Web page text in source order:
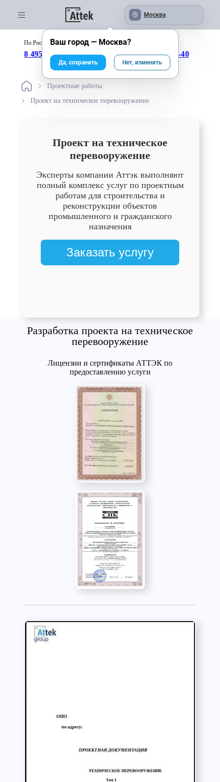
Москва
По России бесплатно:
8 495 246-04-43 8 800 333-25-40
Проектные работы
Проект на техническое перевооружение
Проект на техническое
перевооружение
Эксперты компании Аттэк выполняют
полный комплекс услуг по проектным
работам для строительства и
реконструкции объектов
промышленного и гражданского
назначения
Заказать услугу
Разработка проекта на техническое
перевооружение
Лицензии и сертификаты АТТЭК по
предоставлению услуги
Ваш город — Москва?
Да, сохранить Нет, изменить